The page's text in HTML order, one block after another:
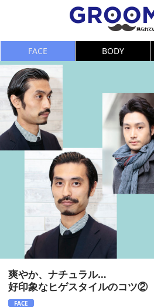
FACE BODY
爽やか、ナチュラル…
好印象なヒゲスタイルのコツ②
FACE